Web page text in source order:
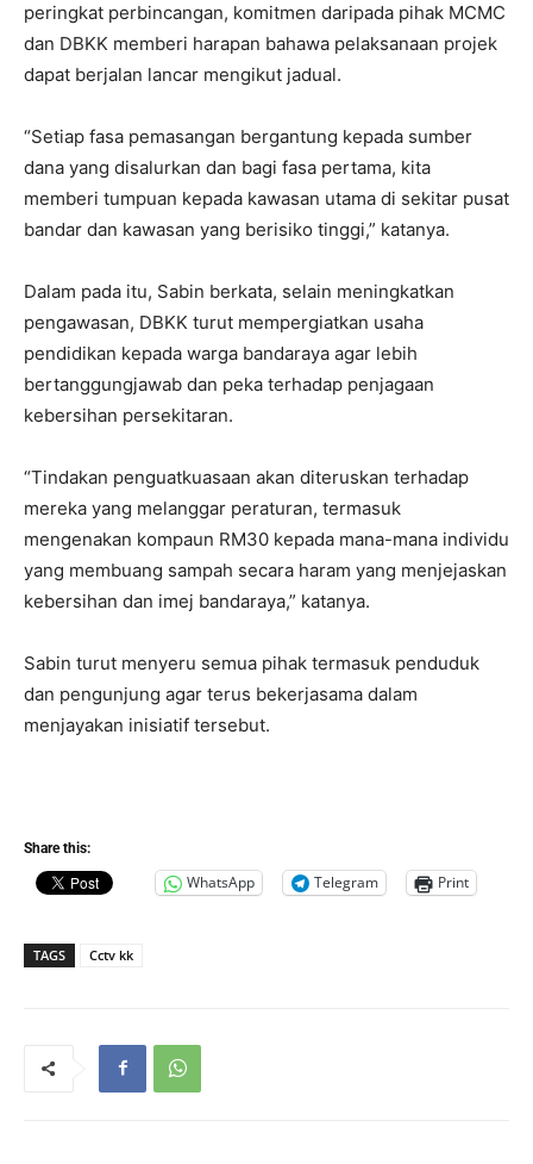
peringkat perbincangan, komitmen daripada pihak MCMC
dan DBKK memberi harapan bahawa pelaksanaan projek
dapat berjalan lancar mengikut jadual.
“Setiap fasa pemasangan bergantung kepada sumber
dana yang disalurkan dan bagi fasa pertama, kita
memberi tumpuan kepada kawasan utama di sekitar pusat
bandar dan kawasan yang berisiko tinggi,” katanya.
Dalam pada itu, Sabin berkata, selain meningkatkan
pengawasan, DBKK turut mempergiatkan usaha
pendidikan kepada warga bandaraya agar lebih
bertanggungjawab dan peka terhadap penjagaan
kebersihan persekitaran.
“Tindakan penguatkuasaan akan diteruskan terhadap
mereka yang melanggar peraturan, termasuk
mengenakan kompaun RM30 kepada mana-mana individu
yang membuang sampah secara haram yang menjejaskan
kebersihan dan imej bandaraya,” katanya.
Sabin turut menyeru semua pihak termasuk penduduk
dan pengunjung agar terus bekerjasama dalam
menjayakan inisiatif tersebut.
Share this:
WhatsApp Telegram Print
TAGS Cctv kk